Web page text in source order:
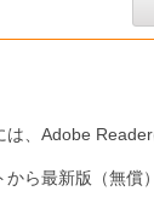
は、Adobe
ら最新版（無償